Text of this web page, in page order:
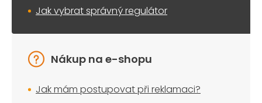
Jak vybrat správný regulátor
Nákup na e-shopu
Jak mám postupovat při reklamaci?